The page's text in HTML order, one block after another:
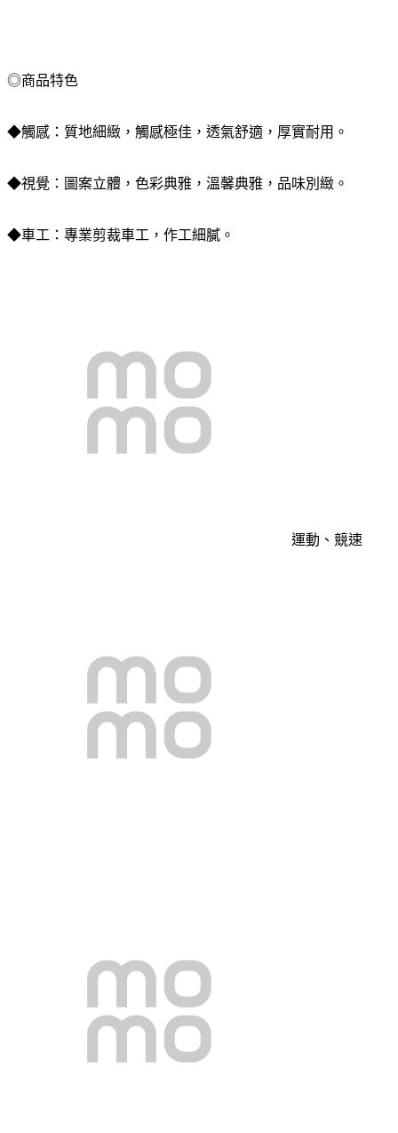
◎商品特色
◆觸感：質地細緻，觸感極佳，透氣舒適，厚實耐用。
◆視覺：圖案立體，色彩典雅，溫馨典雅，品味別緻。
◆車工：專業剪裁車工，作工細膩。
運動、競速